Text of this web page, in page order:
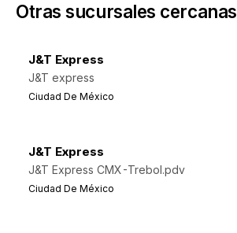
Otras sucursales cercanas
J&T Express
J&T express
Ciudad De México
J&T Express
J&T Express CMX-Trebol.pdv
Ciudad De México